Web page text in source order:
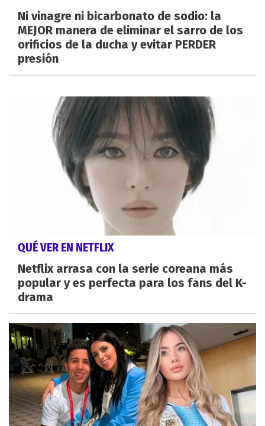
Ni vinagre ni bicarbonato de sodio: la
MEJOR manera de eliminar el sarro de los
orificios de la ducha y evitar PERDER
presión
QUÉ VER EN NETFLIX
Netflix arrasa con la serie coreana más
popular y es perfecta para los fans del K-
drama